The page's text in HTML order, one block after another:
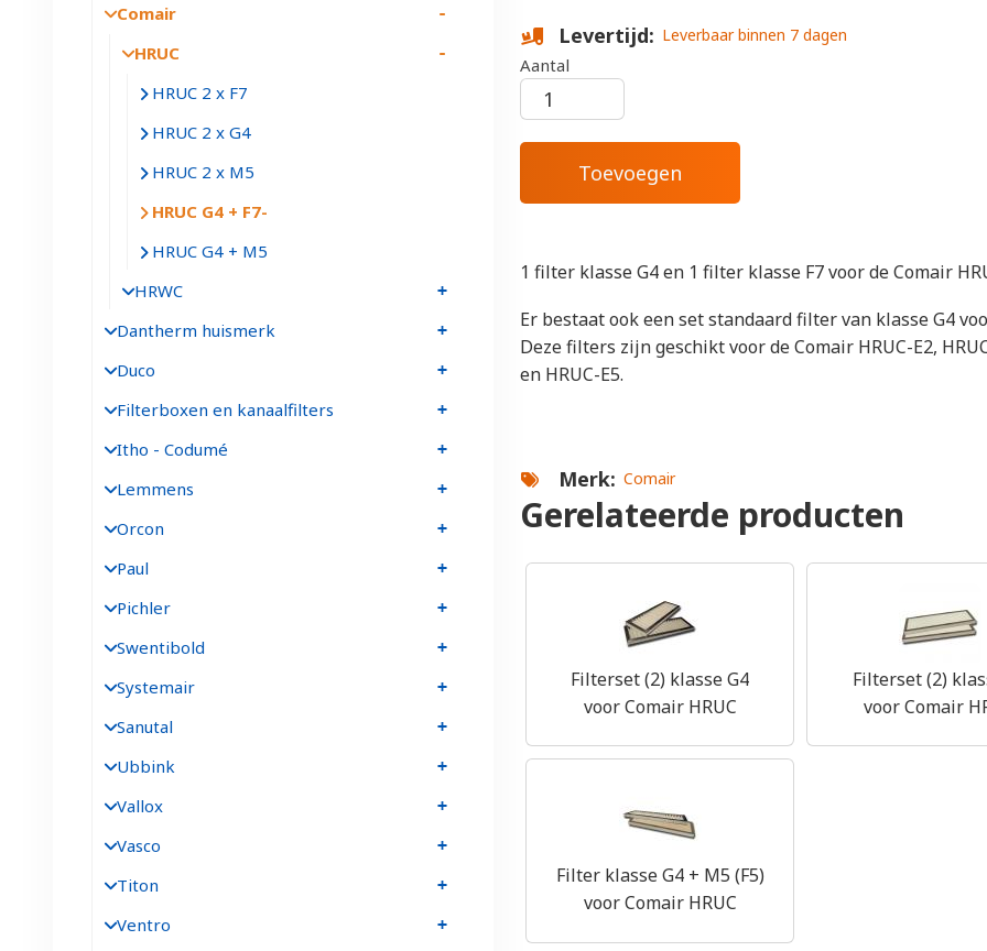
Levertijd Leverbaar binnen 7 dagen
Aantal
1 filter klasse G4 en 1 filter klasse F7 voor de Comair
Er bestaat ook een set standaard filter van klasse G4
Deze filters zijn geschikt voor de Comair HRUC-E2,
en HRUC-E5.
Merk Comair
Gerelateerde producten
Filterset (2) klasse G4
voor Comair HRUC
Filterset (2)
voor Comair
Filter klasse G4 + M5 (F5)
voor Comair HRUC
Comair
HRUC
HRUC 2 x F7
HRUC 2 x G4
HRUC 2 x M5
HRUC G4 + F7
HRUC G4 + M5
HRWC
Dantherm huismerk
Duco
Filterboxen en kanaalfilters
Itho - Codumé
Lemmens
Orcon
Paul
Pichler
Swentibold
Systemair
Sanutal
Ubbink
Vallox
Vasco
Titon
Ventro